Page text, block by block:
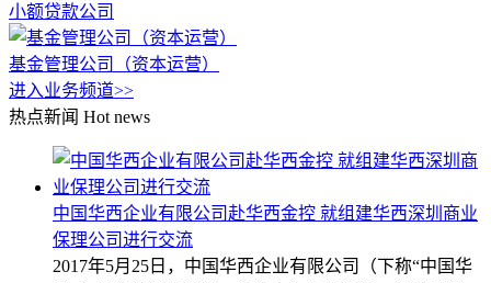
小额贷款公司
基金管理公司（资本运营）
进入业务频道>>
热点新闻 Hot news
中国华西企业有限公司赴华西金控 就组建华西深圳商业
保理公司进行交流
2017年5月25日，中国华西企业有限公司（下称“中国华